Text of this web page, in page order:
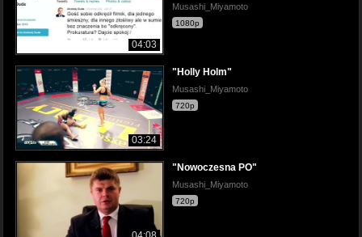
04:03
Musashi_Miyamoto
1080p
03:24
"Holly Holm"
Musashi_Miyamoto
720p
"Nowoczesna PO"
Musashi_Miyamoto
720p